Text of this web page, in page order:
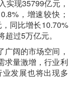
实现35799亿元，
，增速较快；
同比增长10.70%
过5万亿元。
阔的市场空间，
求量激增，行业利
发展也将出现多